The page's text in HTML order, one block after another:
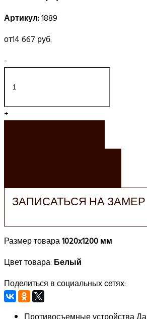
Артикул:1889
от14 667 руб.
-
+
ЗАПИСАТЬСЯ НА ЗАМЕР
Размер товара1020x1200 мм
Цвет товара: Белый
Поделиться в социальных сетях: